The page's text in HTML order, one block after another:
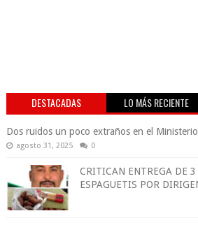
DESTACADAS LO MÁS RECIENTE
Dos ruidos un poco extraños en el
agosto 31, 2025 0
CRITICAN ENTREGA DE
ESPAGUETIS POR